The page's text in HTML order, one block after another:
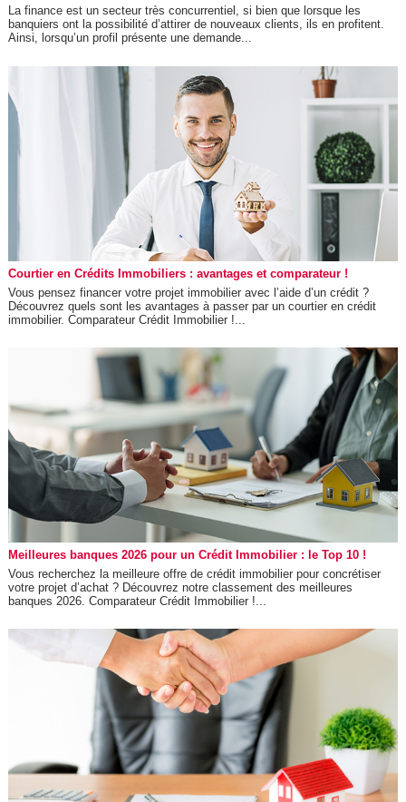
La finance est un secteur très concurrentiel, si bien que lorsque les
banquiers ont la possibilité d’attirer de nouveaux clients, ils en profitent.
Ainsi, lorsqu’un profil présente une demande...
Courtier en Crédits Immobiliers : avantages et comparateur !
Vous pensez financer votre projet immobilier avec l’aide d’un crédit ?
Découvrez quels sont les avantages à passer par un courtier en crédit
immobilier. Comparateur Crédit Immobilier !...
Meilleures banques 2026 pour un Crédit Immobilier : le Top 10 !
Vous recherchez la meilleure offre de crédit immobilier pour concrétiser
votre projet d’achat ? Découvrez notre classement des meilleures
banques 2026. Comparateur Crédit Immobilier !...